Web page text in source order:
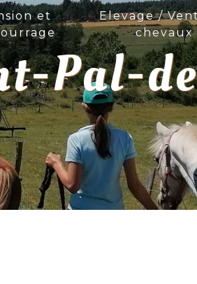
et
Elevage /
chevaux
Pal-